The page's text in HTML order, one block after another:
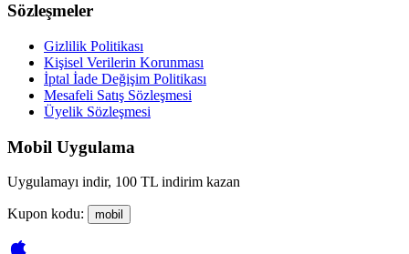
Sözleşmeler
Gizlilik Politikası
Kişisel Verilerin Korunması
İptal İade Değişim Politikası
Mesafeli Satış Sözleşmesi
Üyelik Sözleşmesi
Mobil Uygulama
Uygulamayı indir, 100 TL indirim kazan
Kupon kodu: mobil